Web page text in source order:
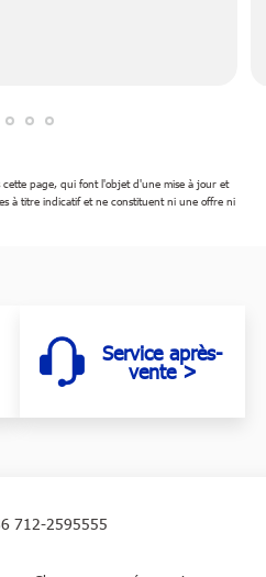
page, qui font l'objet d'une mise à jour et
à titre indicatif et ne constituent ni une offre ni
Service après-
vente >
712-2595555